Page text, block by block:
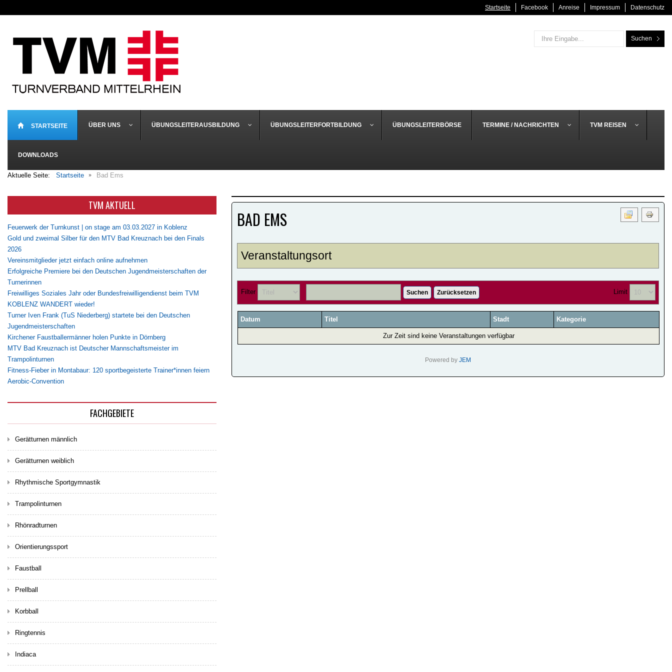
Startseite Facebook Anreise Impressum Datenschutz
Suchen
STARTSEITE ÜBER UNS ÜBUNGSLEITERAUSBILDUNG ÜBUNGSLEITERFORTBILDUNG ÜBUNGSLEITERBÖRSE TERMINE / NACHRICHTEN TVM REISEN
DOWNLOADS
Aktuelle Seite: Startseite Bad Ems
BAD EMS
Veranstaltungsort
Filter Suchen Zurücksetzen Limit
Datum Titel Stadt Kategorie
Zur Zeit sind keine Veranstaltungen verfügbar
Powered by JEM
TVM AKTUELL
Feuerwerk der Turnkunst | on stage am 03.03.2027 in Koblenz
Gold und zweimal Silber für den MTV Bad Kreuznach bei den Finals
2026
Vereinsmitglieder jetzt einfach online aufnehmen
Erfolgreiche Premiere bei den Deutschen Jugendmeisterschaften der
Turnerinnen
Freiwilliges Soziales Jahr oder Bundesfreiwilligendienst beim TVM
KOBLENZ WANDERT wieder!
Turner Iven Frank (TuS Niederberg) startete bei den Deutschen
Jugendmeisterschaften
Kirchener Faustballermänner holen Punkte in Dörnberg
MTV Bad Kreuznach ist Deutscher Mannschaftsmeister im
Trampolinturnen
Fitness-Fieber in Montabaur: 120 sportbegeisterte Trainer*innen feiern
Aerobic-Convention
FACHGEBIETE
Gerätturnen männlich
Gerätturnen weiblich
Rhythmische Sportgymnastik
Trampolinturnen
Rhönradturnen
Orientierungssport
Faustball
Prellball
Korbball
Ringtennis
Indiaca